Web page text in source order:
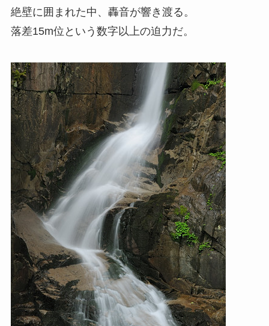
絶壁に囲まれた中、轟音が響き渡る。
落差15m位という数字以上の迫力だ。